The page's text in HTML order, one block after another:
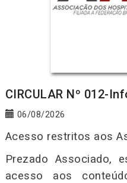
CIRCULAR Nº 012-
06/08/2026
Acesso restritos aos
Prezado Associado,
acesso aos